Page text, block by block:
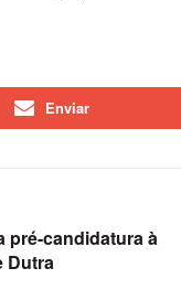
Enviar
pré-candidatura à
Dutra